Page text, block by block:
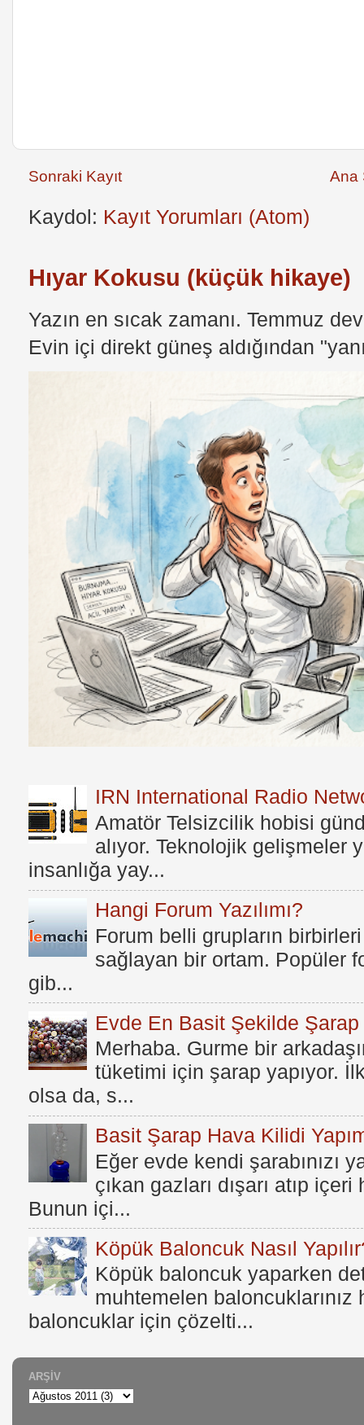
Sonraki Kayıt Ana
Kaydol: Kayıt Yorumları (Atom)
Hıyar Kokusu (küçük hikaye)
Yazın en sıcak zamanı. Temmuz
Evin içi direkt güneş aldığından
IRN International Radio
Amatör Telsizcilik hobisi
alıyor. Teknolojik gelişmeler
insanlığa yay...
Hangi Forum Yazılımı?
Forum belli grupların
sağlayan bir ortam. Popüler
gib...
Evde En Basit Şekilde Şarap
Merhaba. Gurme bir
tüketimi için şarap yapıyor.
olsa da, s...
Basit Şarap Hava Kilidi
Eğer evde kendi şarabınızı
çıkan gazları dışarı atıp
Bunun içi...
Köpük Baloncuk Nasıl
Köpük baloncuk yaparken
muhtemelen baloncuklarınız
baloncuklar için çözelti...
ARŞIV